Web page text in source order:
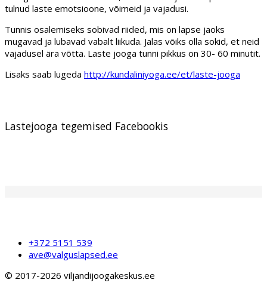
tulnud laste emotsioone, võimeid ja vajadusi.
Tunnis osalemiseks sobivad riided, mis on lapse jaoks
mugavad ja lubavad vabalt liikuda. Jalas võiks olla sokid, et neid
vajadusel ära võtta. Laste jooga tunni pikkus on 30- 60 minutit.
Lisaks saab lugeda http://kundaliniyoga.ee/et/laste-jooga
Lastejooga tegemised Facebookis
+372 5151 539
ave@valguslapsed.ee
© 2017-2026 viljandijoogakeskus.ee